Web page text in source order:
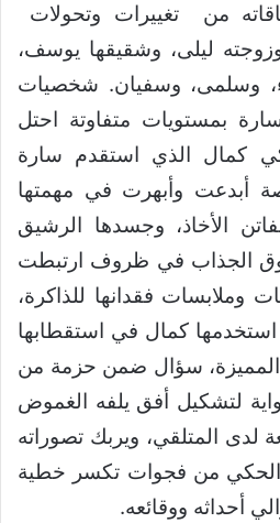
من تغييرات وتحولات
ليلى، وشقيقها يوسف،
وسلمى، وسفيان. شخصيات
بمستويات متفاوتة احتل
كمال الذي استقدم سارة
أبدعت وأبهرت في مهمتها
الأخاذ، وجسدها الرشيق
الجذاب في ظروف ارتبطت
وملابسات فقدانها للذاكرة،
كمال في استقطابها
المميزة، سؤال ضمن حزمة من
لتشكيل أفق يلفه الغموض
لدى المتلقي، ويربك تصوراته
من فجوات تكسر خطية
أحداثه ووقائعه.